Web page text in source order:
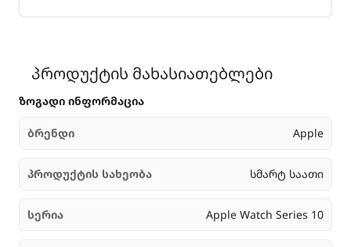
პროდუქტის მახასიათებლები
ზოგადი ინფორმაცია
ბრენდი Apple
პროდუქტის სახეობა სმარტ საათი
სერია Apple Watch Series 10